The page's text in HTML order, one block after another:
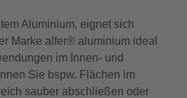
Aluminium, eignet sich
Marke alfer® aluminium ideal
im Innen- und
Sie bspw. Flächen im
sauber abschließen oder